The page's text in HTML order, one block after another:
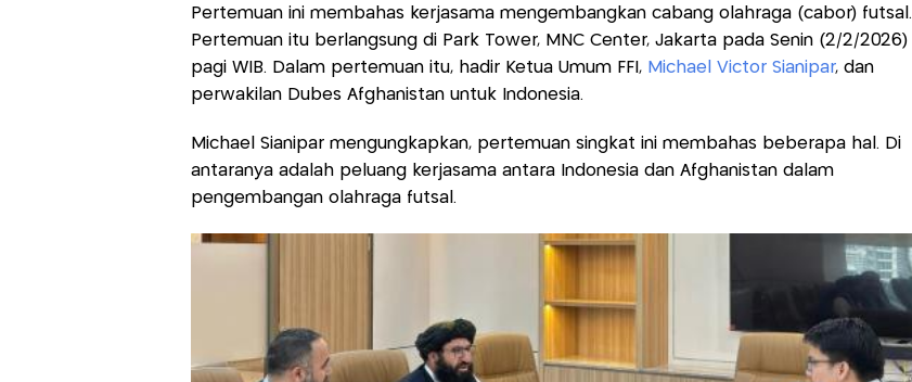
Pertemuan ini membahas kerjasama mengembangkan cabang olahraga (cabor) futsal.
Pertemuan itu berlangsung di Park Tower, MNC Center, Jakarta pada Senin (2/2/2026)
pagi WIB. Dalam pertemuan itu, hadir Ketua Umum FFI, Michael Victor Sianipar, dan
perwakilan Dubes Afghanistan untuk Indonesia.
Michael Sianipar mengungkapkan, pertemuan singkat ini membahas beberapa hal. Di
antaranya adalah peluang kerjasama antara Indonesia dan Afghanistan dalam
pengembangan olahraga futsal.